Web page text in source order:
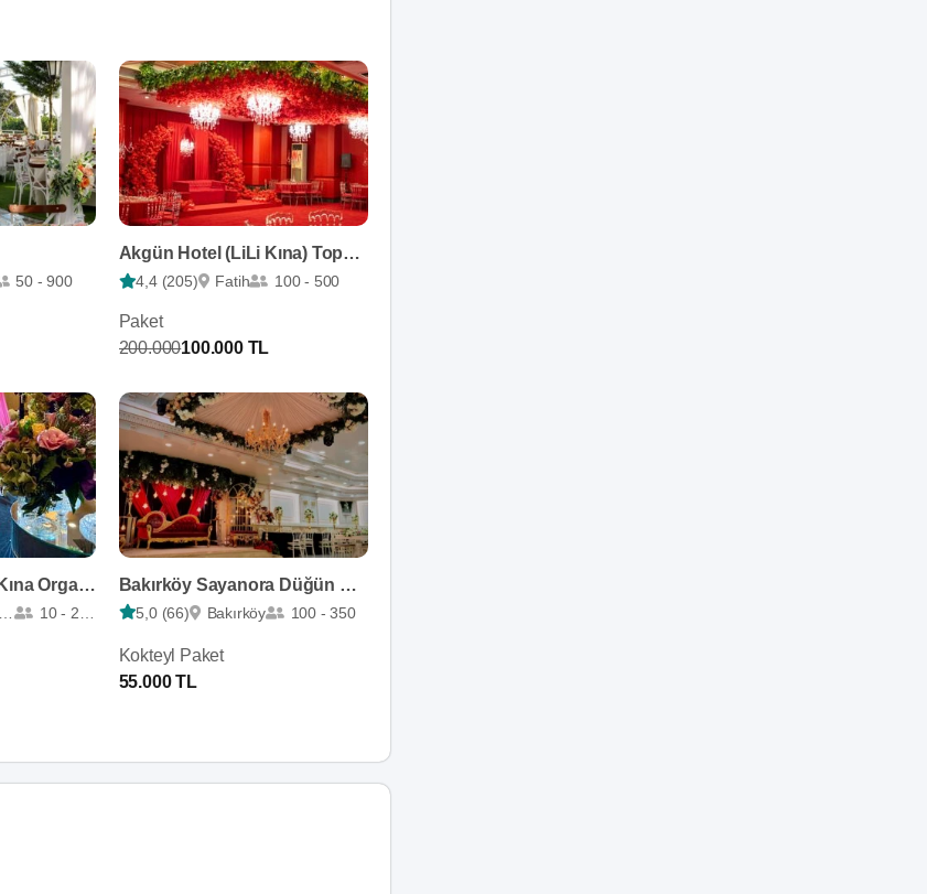
50 - 900
Akgün Hotel (LiLi Kına) Topkapı
4,4 (205) Fatih 100 - 500
Paket
200.000100.000 TL
Ottoperla Otel Ella Kına Organizasyonu
10 - 200
Bakırköy Sayanora Düğün Davet Salonları
5,0 (66) Bakırköy 100 - 350
Kokteyl Paket
55.000 TL